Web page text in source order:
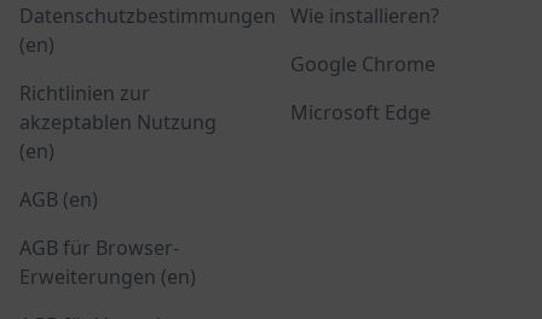
Datenschutzbestimmungen
(en)
Richtlinien zur
akzeptablen Nutzung
(en)
AGB (en)
AGB für Browser-
Erweiterungen (en)
Wie installieren?
Google Chrome
Microsoft Edge